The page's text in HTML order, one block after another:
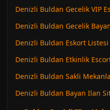
Denizli Buldan Gecelik VIP
Denizli Buldan Gecelik
Denizli Buldan Eskort Listesi
Denizli Buldan Etkinlik
Denizli Buldan Sakli
Denizli Buldan Bayan Ilan